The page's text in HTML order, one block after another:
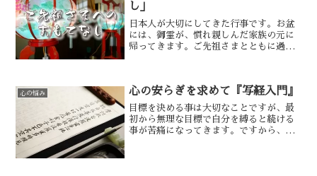
し」
日本人が大切にしてきた行事です。お盆
には、御霊が、慣れ親しんだ家族の元に
帰ってきます。ご先祖さまとともに過ご
心の悩み 心の安らぎを求めて『写経入門』
目標を決める事は大切なことですが、最
初から無理な目標で自分を縛ると続ける
事が苦痛になってきます。ですから、無